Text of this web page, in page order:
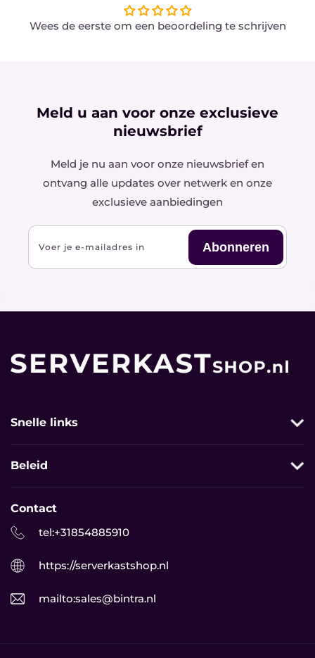
Wees de eerste om een beoordeling te schrijven
Meld u aan voor onze exclusieve
nieuwsbrief
Meld je nu aan voor onze nieuwsbrief en
ontvang alle updates over netwerk en onze
exclusieve aanbiedingen
Voer je e-mailadres in Abonneren
Snelle links
Categorieën
Serverkasten
Beleid
Privacy
Terugbetaling
Verzending
Contact
tel:+31854885910
https://serverkastshop.nl
mailto:sales@bintra.nl